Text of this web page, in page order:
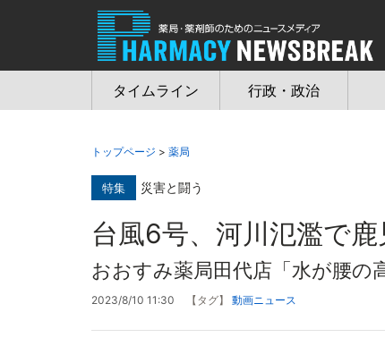
タイムライン 行政・政治
トップページ > 薬局
特集 災害と闘う
台風6号、河川氾濫で
おおすみ薬局田代店「水が腰の
2023/8/10 11:30 【タグ】 動画ニュース